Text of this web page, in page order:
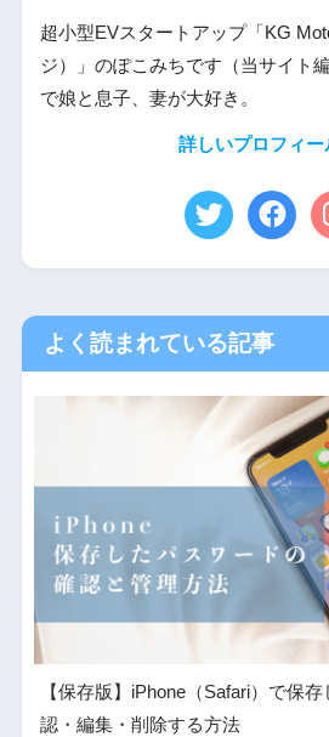
超小型EVスタートアップ「KG
ジ）」のぽこみちです（当サイト
で娘と息子、妻が大好き。
詳しいプロフィー
よく読まれている記事
【保存版】iPhone（Safari）で保
認・編集・削除する方法